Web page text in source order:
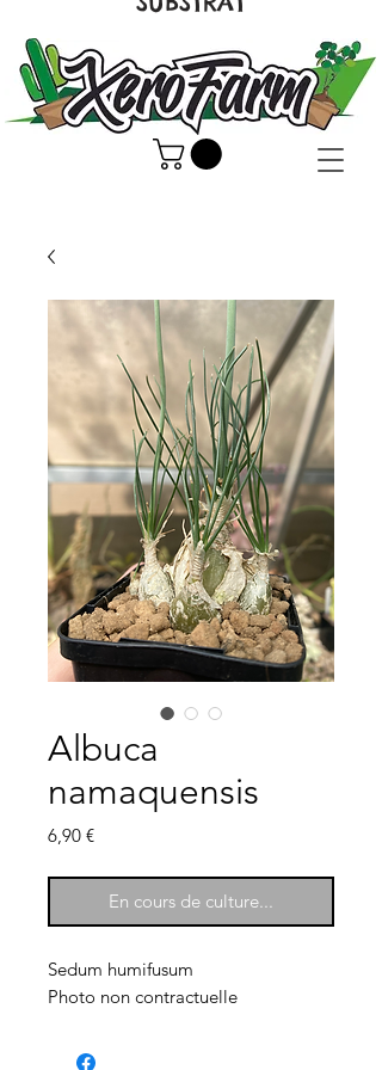
Albuca
namaquensis
6,90 €Prix
En cours de culture...
Sedum humifusum
Photo non contractuelle